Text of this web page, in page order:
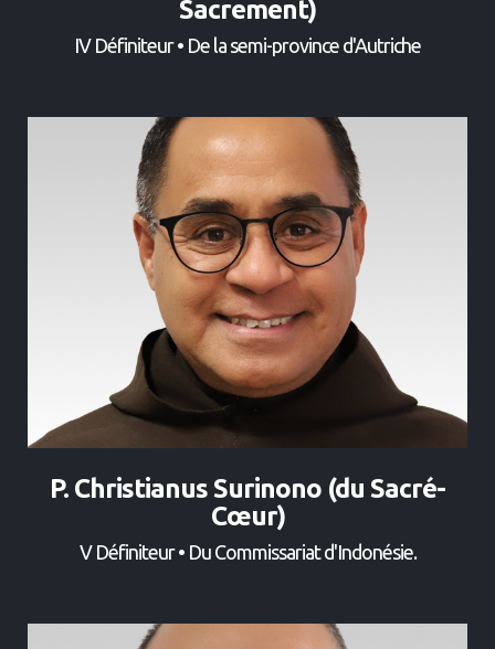
Sacrement)
IV Définiteur • De la semi-province d'Autriche
P. Christianus Surinono (du Sacré-
Cœur)
V Définiteur • Du Commissariat d'Indonésie.